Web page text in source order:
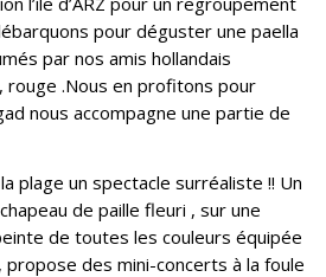
pour déguster une paella
par nos amis hollandais
rouge .Nous en profitons pour
nous accompagne une partie de
plage un spectacle surréaliste !! Un
de paille fleuri , sur une
de toutes les couleurs équipée
propose des mini-concerts à la foule